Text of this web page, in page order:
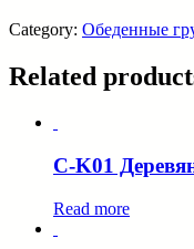
Category: Обеденные
Related
C-K01
Read more